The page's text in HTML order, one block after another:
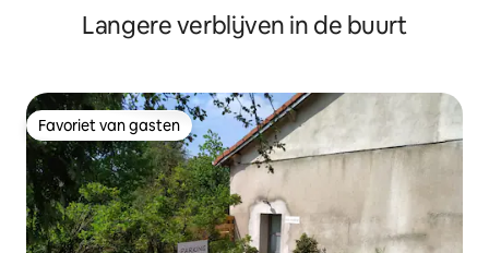
Langere verblijven in de buurt
Favoriet van gasten
Favoriet van gasten